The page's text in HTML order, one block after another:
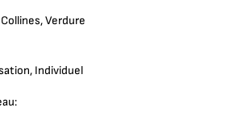
Verdure
Individuel